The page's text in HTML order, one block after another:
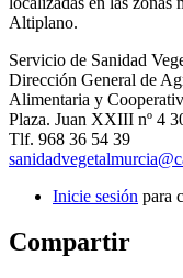
Altiplano.
Servicio de Sanidad
Dirección General de
Alimentaria y
Plaza. Juan XXIII nº 4
Tlf. 968 36 54 39
Inicie sesión para
Compartir